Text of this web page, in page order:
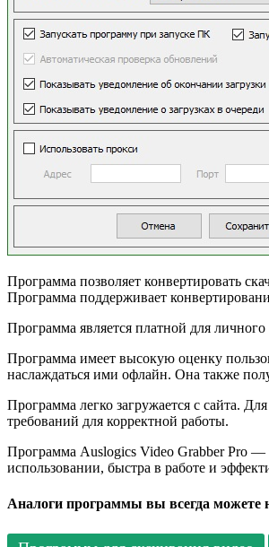
Программа позволяет конвертировать
Программа поддерживает
Программа является платной для
Программа имеет высокую оценку
наслаждаться ими офлайн. Она также
Программа легко загружается с сайта.
требований для корректной работы.
Программа Auslogics Video Grabber Pro —
использовании, быстра в работе и
Аналоги программы вы всегда можете